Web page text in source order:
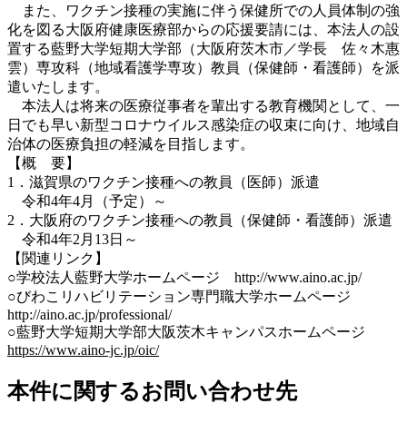
また、ワクチン接種の実施に伴う保健所での人員体制の強
化を図る大阪府健康医療部からの応援要請には、本法人の設
置する藍野大学短期大学部（大阪府茨木市／学長 佐々木惠
雲）専攻科（地域看護学専攻）教員（保健師・看護師）を派
遣いたします。
本法人は将来の医療従事者を輩出する教育機関として、一
日でも早い新型コロナウイルス感染症の収束に向け、地域自
治体の医療負担の軽減を目指します。
【概 要】
1．滋賀県のワクチン接種への教員（医師）派遣
令和4年4月（予定）～
2．大阪府のワクチン接種への教員（保健師・看護師）派遣
令和4年2月13日～
【関連リンク】
○学校法人藍野大学ホームページ http://www.aino.ac.jp/
○びわこリハビリテーション専門職大学ホームページ
http://aino.ac.jp/professional/
○藍野大学短期大学部大阪茨木キャンパスホームページ
https://www.aino-jc.jp/oic/
本件に関するお問い合わせ先